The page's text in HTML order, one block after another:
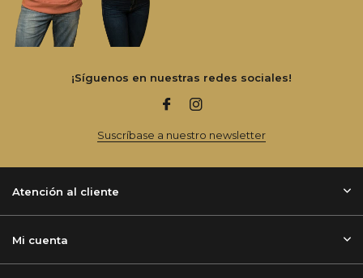
¡Síguenos en nuestras redes sociales!
Suscríbase a nuestro newsletter
Atención al cliente
Mi cuenta